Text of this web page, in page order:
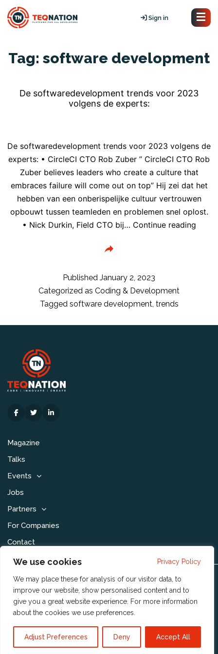
We use cookies Privacy Policy
We may place these for analysis of our visitor data, to
improve our website, show personalised content and to
give you a great website experience. For more information
about the cookies we use preferences
Adjust Preferences Deny Accept All
Sign in
Tag: software development
De softwaredevelopment trends voor 2023
volgens de experts:
De softwaredevelopment trends voor 2023 volgens de
experts: • CircleCI CTO Rob Zuber ” CircleCI CTO Rob
Zuber believes leaders who create a culture that
embraces failure will come out on top” Hij zei dat het
hebben van een onberispelijke cultuur vertrouwen
opbouwt tussen teamleden en problemen snel oplost.
• Nick Durkin, Field CTO bij… Continue readingDe
Published January 2, 2023
Categorized as Coding & Development
Tagged software development, trends
Magazine
Talks
Events
Jobs
Partners
For Companies
Contact
Disclaimer & Voorwaarden
Privacy Statement
Community Policy
Publishing Policy